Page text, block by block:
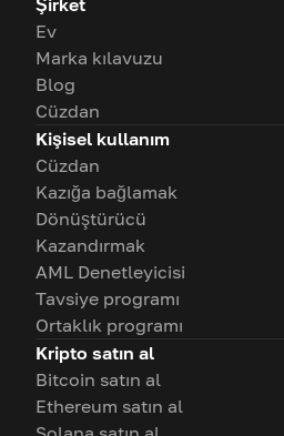
Şirket
Ev
Marka kılavuzu
Blog
Cüzdan
Kişisel kullanım
Cüzdan
Kazığa bağlamak
Dönüştürücü
Kazandırmak
AML Denetleyicisi
Tavsiye programı
Ortaklık programı
Kripto satın al
Bitcoin satın al
Ethereum satın al